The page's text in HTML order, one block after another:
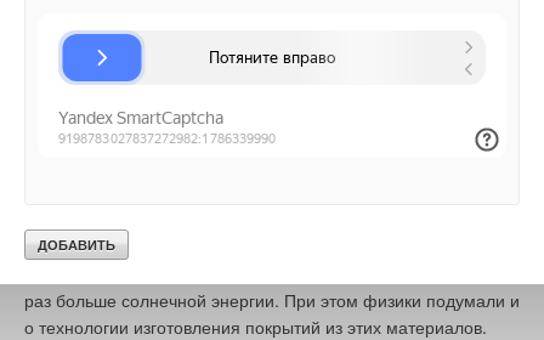
пришлось перепробовать уйму сочетаний пигментов,
учитывая их влияние друг на друга, и ещё подобрать их
индивидуально к различным цветам и типам покрытий. В
лаборатории даже компьютерную программу специальную
написали, чтобы анализировать поглощение и рассеивание
коричневого, тёмно-красного или зелёного, так любимыми
раз больше солнечной энергии. При этом физики подумали и
о технологии изготовления покрытий из этих материалов.